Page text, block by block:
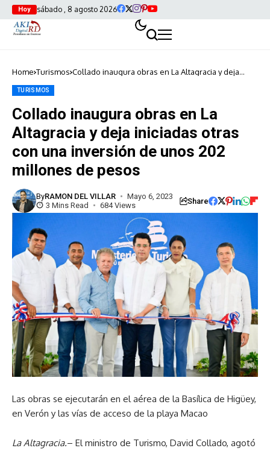
Hoy sábado , 8 agosto 2026
Home Turismos Collado inaugura obras en La Altagracia y deja
TURISMOS
Collado inaugura obras en La
Altagracia y deja iniciadas otras
con una inversión de unos 202
millones de pesos
ByRAMON DEL VILLAR
Mayo 6, 2023
3 Mins Read
684 Views Share
Las obras se ejecutarán en el aérea de la Basílica de Higüey,
en Verón y las vías de acceso de la playa Macao
La Altagracia.– El ministro de Turismo, David Collado, agotó